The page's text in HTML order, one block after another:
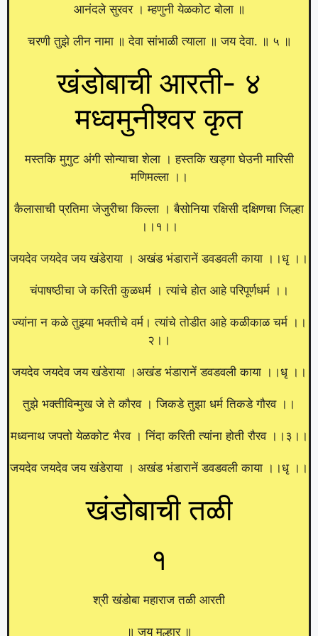
आनंदले सुरवर । म्हणुनी येळकोट बोला ॥
चरणी तुझे लीन नामा ॥ देवा सांभाळी त्याला ॥ जय देवा. ॥ ५ ॥
खंडोबाची आरती- ४
मध्वमुनीश्वर कृत
मस्तकि मुगुट अंगी सोन्याचा शेला । हस्तकि खड्गा घेउनी मारिसी
मणिमल्ला ।।
कैलासाची प्रतिमा जेजुरीचा किल्ला । बैसोनिया रक्षिसी दक्षिणचा जिल्हा
।।१।।
जयदेव जयदेव जय खंडेराया । अखंड भंडारानें डवडवली काया ।।धृ ।।
चंपाषष्ठीचा जे करिती कुळधर्म । त्यांचे होत आहे परिपूर्णधर्म ।।
ज्यांना न कळे तुझ्या भक्तीचे वर्म। त्यांचे तोडीत आहे कळीकाळ चर्म ।।
२।।
जयदेव जयदेव जय खंडेराया ।अखंड भंडारानें डवडवली काया ।।धृ ।।
तुझे भक्तीविन्मुख जे ते कौरव । जिकडे तुझा धर्म तिकडे गौरव ।।
मध्वनाथ जपतो येळकोट भैरव । निंदा करिती त्यांना होती रौरव ।।३।।
जयदेव जयदेव जय खंडेराया । अखंड भंडारानें डवडवली काया ।।धृ ।।
खंडोबाची तळी
१
श्री खंडोबा महाराज तळी आरती
॥ जय मल्हार ॥